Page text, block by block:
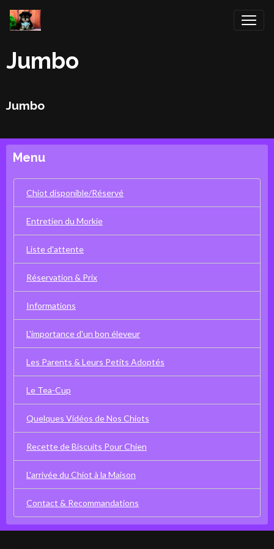
Jumbo
Jumbo
Menu
Chiot disponible/Réservé
Entretien du Morkie
Liste d'attente
Réservation & Prix
Informations
L'importance d'un bon éleveur
Les Parents & Leurs Petits Adoptés
Le Tea-Cup
Quelques Vidéos de Nos Chiots
Recette de Biscuits Pour Chien
L'arrivée du Chiot à la Maison
Contact & Recommandations